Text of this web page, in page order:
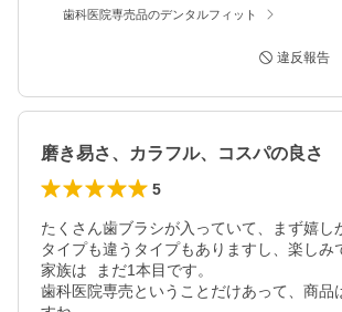
歯科医院専売品のデンタルフィット
違反報告
磨き易さ、カラフル、コスパの良さ
5
たくさん歯ブラシが入っていて、まず嬉し
タイプも違うタイプもありますし、楽しみ
家族は  まだ1本目です。
歯科医院専売ということだけあって、商品